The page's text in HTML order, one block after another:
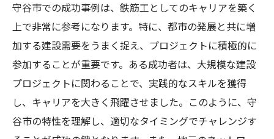
守谷市での成功事例は、鉄筋工としてのキャリアを築く
上で非常に参考になります。特に、都市の発展と共に増
加する建設需要をうまく捉え、プロジェクトに積極的に
参加することが重要です。ある成功者は、大規模な建設
プロジェクトに関わることで、実践的なスキルを獲得
し、キャリアを大きく飛躍させました。このように、守
谷市の特性を理解し、適切なタイミングでチャレンジす